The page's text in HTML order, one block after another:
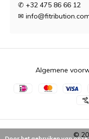
✆ +32 475 86 66 12
✉
©
Algemene